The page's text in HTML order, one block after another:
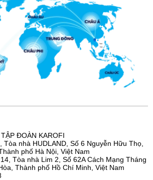
ĐOÀN KAROFI
nhà HUDLAND, Số 6 Nguyễn Hữu Thọ,
phố Hà Nội, Việt Nam
Tòa nhà Lim 2, Số 62A Cách Mạng Tháng
Thành phố Hồ Chí Minh, Việt Nam